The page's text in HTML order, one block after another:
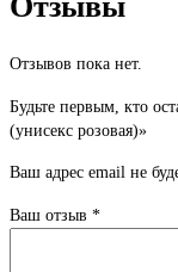
Отзывов пока нет.
Будьте первым, кто
(унисекс розовая)»
Ваш адрес email не
Ваш отзыв *